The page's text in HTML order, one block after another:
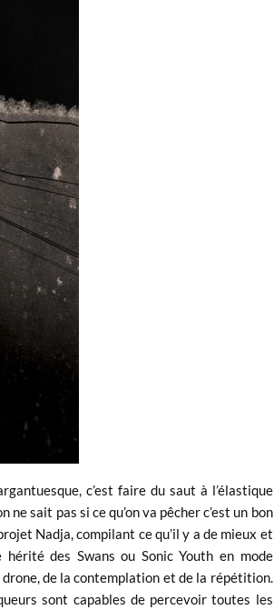
c’est faire du saut à l’élastique
sait pas si ce qu’on va pêcher c’est un bon
Nadja, compilant ce qu’il y a de mieux et
des Swans ou Sonic Youth en mode
de la contemplation et de la répétition.
sont capables de percevoir toutes les